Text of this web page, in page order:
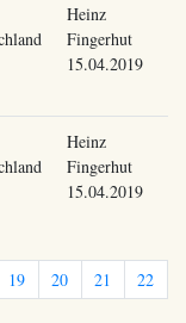
Heinz
Fingerhut
15.04.2019
Heinz
Fingerhut
15.04.2019
19 20 21
22